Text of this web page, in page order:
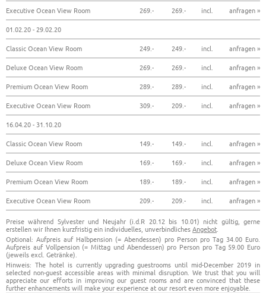
Executive Ocean View Room
269.- 269.- incl.
anfragen »
01.02.20 - 29.02.20
Classic Ocean View Room
249.- 249.- incl.
anfragen »
Deluxe Ocean View Room
269.- 269.- incl.
anfragen »
Premium Ocean View Room
289.- 289.- incl.
anfragen »
Executive Ocean View Room
309.- 209.- incl.
anfragen »
16.04.20 - 31.10.20
Classic Ocean View Room
149.- 149.- incl.
anfragen »
Deluxe Ocean View Room
169.- 169.- incl.
anfragen »
Premium Ocean View Room
189.- 189.- incl.
anfragen »
Executive Ocean View Room
209.- 209.- incl. anfragen »
Preise während Sylvester und Neujahr (i.d.R 20.12 bis 10.01) nicht gültig, gerne
erstellen wir Ihnen kurzfristig ein individuelles, unverbindlichesAngebot
Optional: Aufpreis auf Halbpension (= Abendessen) pro Person pro Tag 34.00 Euro.
Aufpreis auf Vollpension (= Mittag und Abendessen) pro Person pro Tag 59.00 Euro
(jeweils excl. Getränke).
Hinweis: The hotel is currently upgrading guestrooms until mid-December 2019 in
selected non-guest accessible areas with minimal disruption. We trust that you will
appreciate our efforts in improving our guest rooms and are convinced that these
further enhancements will make your experience at our resort even more enjoyable.